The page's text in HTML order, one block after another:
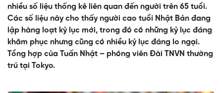
nhiều số liệu thống kê liên quan đến người trên 65 tuổi.
Các số liệu này cho thấy người cao tuổi Nhật Bản đang
lập hàng loạt kỷ lục mới, trong đó có những kỷ lục đáng
khâm phục nhưng cũng có nhiều kỷ lục đáng lo ngại.
Tổng hợp của Tuấn Nhật – phóng viên Đài TNVN thường
trú tại Tokyo.